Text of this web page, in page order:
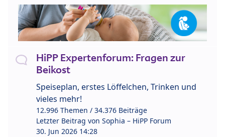
HiPP Expertenforum: Fragen zur
Beikost
Speiseplan, erstes Löffelchen, Trinken und
vieles mehr!
12.996 Themen / 34.376 Beiträge
Letzter Beitrag von Sophia – HiPP Forum
30. Jun 2026 14:28